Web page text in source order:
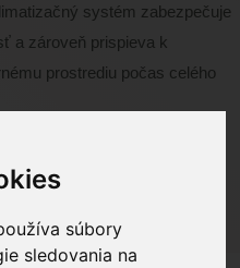
súbory
sledovania na
systém zabezpečuje
a zároveň prispieva k
prostrediu počas celého
presne pre vás.